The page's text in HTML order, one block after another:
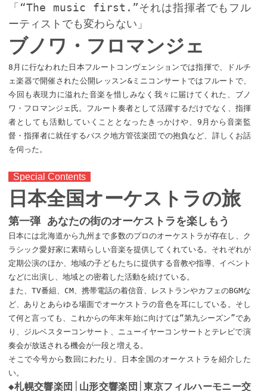
「“The music first.”それは指揮者でもフル
ーティストでも変わらない」
ブノワ・フロマンジェ
8月に行なわれた日本フルートコンヴェンションでは指揮で、ドルチ
ェ楽器で開催された公開レッスン&ミニコンサートではフルートで、
今回も表現力に溢れた音楽を惜しみなく我々に届けてくれた、ブノ
ワ・フロマンジェ氏。フルート奏者として活躍するだけでなく、指揮
者としても活動していくこととなったきっかけや、9月から音楽監
督・指揮者に就任するバスク地方管弦楽団での抱負など、詳しくお話
を伺った。
Special Contents
日本全国オーケストラの旅
第一弾 あなたの街のオーケストラを楽しもう
日本には北海道から九州まで多数のプロのオーケストラが存在し、ク
ラシック愛好家に素晴らしい音楽を提供してくれている。それぞれが
定期公演のほか、地域の子どもたちに提供する音教や指導、イベント
などに出演し、地域との密着した活動を続けている。
また、TV番組、CM、携帯電話の着信音、レストランやカフェのBGMな
ど、ありとあらゆる場面でオーケストラの音色を耳にしている。そし
て何と言っても、これからの年末年始に向けては“第九シーズン”であ
り、ジルベスターコンサート、ニューイヤーコンサートとテレビで演
奏会が放送される機会が一段と増える。
そこで今号から数回にわたり、日本全国のオーケストラを紹介した
い。
◆札幌交響楽団│山形交響楽団│東京フィルハーモニー交